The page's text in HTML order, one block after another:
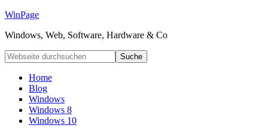
WinPage
Windows, Web, Software, Hardware & Co
Home
Blog
Windows
Windows 8
Windows 10